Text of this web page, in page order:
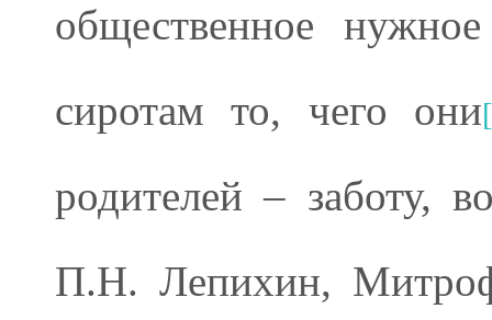
общественное
сиротам то, чего они
родителей – заботу,
П.Н. Лепихин,